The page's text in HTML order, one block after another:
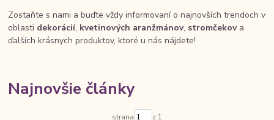
Zostaňte s nami a buďte vždy informovaní o najnovších trendoch v
oblasti dekorácií, kvetinových aranžmánov, stromčekova
ďalších krásnych produktov, ktoré u nás nájdete!
Najnovšie články
strana z 1